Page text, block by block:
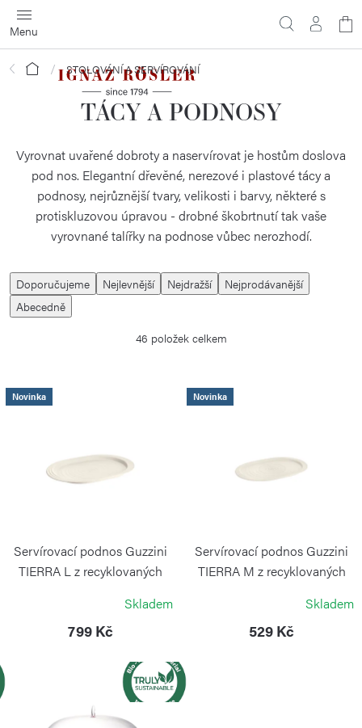
Přejít
na
obsah
Domů STOLOVÁNÍ A SERVÍROVÁNÍ
TÁCY A PODNOSY
Vyrovnat uvařené dobroty a naservírovat je hostům doslova
pod nos. Elegantní dřevěné, nerezové i plastové tácy a
podnosy, nejrůznější tvary, velikosti i barvy, některé s
protiskluzovou úpravou - drobné škobrtnutí tak vaše
vyrovnané talířky na podnose vůbec nerozhodí.
Ř
a
z
í
k
Doporučujeme Nejlevnější Nejdražší
Nejprodávanější
Abecedně
46 položek celkem
V
r
Novinka
Servírovací podnos Guzzini
TIERRA L z recyklovaných
Skladem
799 Kč
Novinka
Servírovací podnos Guzzini
TIERRA M z recyklovaných
Skladem
529 Kč